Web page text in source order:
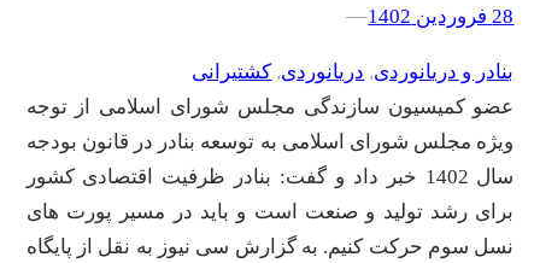
28 فروردین 1402 –
–
بنادر و دریانوردی, دریانوردی, کشتیرانی
عضو کمیسیون سازندگی مجلس شورای اسلامی از توجه
ویژه مجلس شورای اسلامی به توسعه بنادر در قانون بودجه
سال 1402 خبر داد و گفت: بنادر ظرفیت اقتصادی کشور
برای رشد تولید و صنعت است و باید در مسیر پورت های
نسل سوم حرکت کنیم. به گزارش سی نیوز به نقل از پایگاه